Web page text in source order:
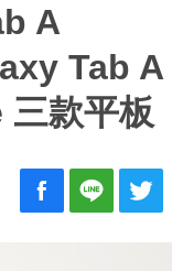
A
Tab A
款平板